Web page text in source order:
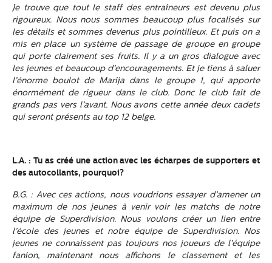
Je trouve que tout le staff des entraîneurs est devenu plus
rigoureux. Nous nous sommes beaucoup plus focalisés sur
les détails et sommes devenus plus pointilleux. Et puis on a
mis en place un système de passage de groupe en groupe
qui porte clairement ses fruits. Il y a un gros dialogue avec
les jeunes et beaucoup d’encouragements. Et je tiens à saluer
l’énorme boulot de Marija dans le groupe 1, qui apporte
énormément de rigueur dans le club. Donc le club fait de
grands pas vers l’avant. Nous avons cette année deux cadets
qui seront présents au top 12 belge.
L.A. : Tu as créé une action avec les écharpes de supporters et
des autocollants, pourquoi?
B.G. : Avec ces actions, nous voudrions essayer d’amener un
maximum de nos jeunes à venir voir les matchs de notre
équipe de Superdivision. Nous voulons créer un lien entre
l’école des jeunes et notre équipe de Superdivision. Nos
jeunes ne connaissent pas toujours nos joueurs de l’équipe
fanion, maintenant nous affichons le classement et les